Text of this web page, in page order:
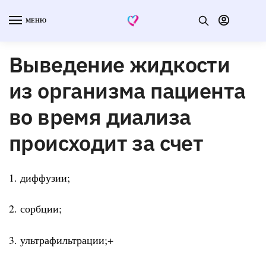
МЕНЮ
Выведение жидкости
из организма пациента
во время диализа
происходит за счет
1. диффузии;
2. сорбции;
3. ультрафильтрации;+